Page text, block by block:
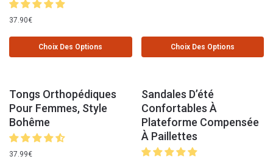
37.90€
Choix Des Options Choix Des Options
Tongs Orthopédiques
Pour Femmes, Style
Bohême
37.99€
Sandales D’été
Confortables À
Plateforme Compensée
À Paillettes